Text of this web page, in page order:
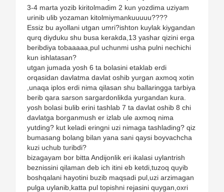
3-4 marta yozib kiritolmadim 2 kun yozdima uziyam
urinib ulib yozaman kitolmiymankuuuuu????
Essiz bu ayollani utgan umri?ishton kuylak kiygandan
qurq diyduku shu busa kerakda,13 yashar qizini erga
beribdiya tobaaaaa,pul uchunmi usha pulni nechichi
kun ishlatasan?
utgan jumada yosh 6 ta bolasini etaklab erdi
orqasidan davlatma davlat oshib yurgan axmoq xotin
,unaqa iplos erdi nima qilasan shu ballaringga tarbiya
berib qara sarson sargardonlikda yurgandan kura.
yosh bolasi bulib erini tashlab 7 ta davlat oshib 8 chi
davlatga borganmush er izlab ule axmoq nima
yutding? kut keladi eringni uzi nimaga tashlading? qiz
bumasang bolang bilan yana sani qaysi boyvachcha
kuzi uchub turibdi?
bizagayam bor bitta Andijonlik eri ikalasi uylantrish
beznissini qilaman deb ich itini eb ketdi,tuzoq quyib
boshqalani hayotini buzib maqsadi pul,uzi arzimagan
pulga uylanib,katta pul topishni rejasini quygan,oxri